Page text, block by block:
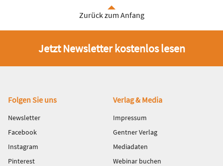
Zurück zum Anfang
Jetzt Newsletter kostenlos lesen
Fußbereich
Folgen Sie uns
Newsletter
Facebook
Instagram
Pinterest
Verlag & Media
Impressum
Gentner Verlag
Mediadaten
Webinar buchen